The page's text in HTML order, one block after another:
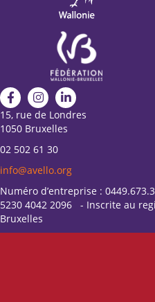
15, rue de Londres
1050 Bruxelles
02 502 61 30
info@avello.org
Numéro d’entreprise :
5230 4042 2096 - Inscrite au
Bruxelles